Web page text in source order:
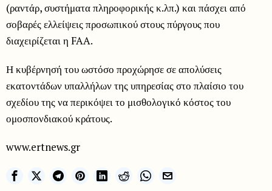
(ραντάρ, συστήματα πληροφορικής κ.λπ.) και πάσχει από
σοβαρές ελλείψεις προσωπικού στους πύργους που
διαχειρίζεται η FAA.
Η κυβέρνησή του ωστόσο προχώρησε σε απολύσεις
εκατοντάδων υπαλλήλων της υπηρεσίας στο πλαίσιο του
σχεδίου της να περικόψει το μισθολογικό κόστος του
ομοσπονδιακού κράτους.
www.ertnews.gr